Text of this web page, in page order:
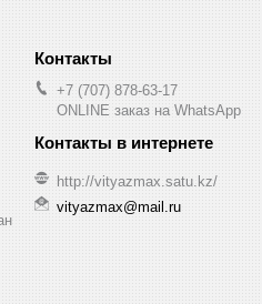
+7 (707) 878-63-17
ONLINE заказ на WhatsApp
http://vityazmax.satu.kz/
vityazmax@mail.ru